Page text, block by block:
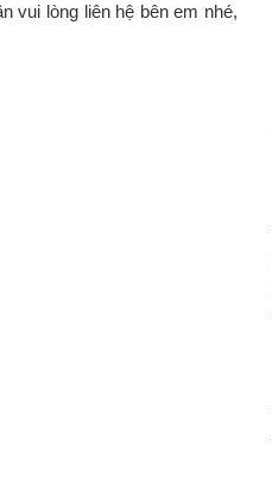
vui lòng liên hệ bên em nhé,